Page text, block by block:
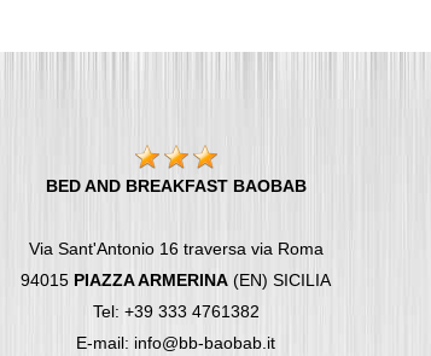
BED AND BREAKFAST BAOBAB
Via Sant'Antonio 16 traversa via Roma
94015 PIAZZA ARMERINA (EN) SICILIA
Tel: +39 333 4761382
E-mail: info@bb-baobab.it